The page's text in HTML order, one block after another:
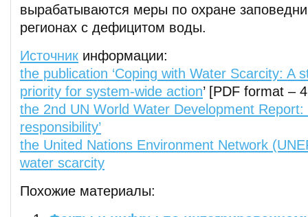
вырабатываются меры по охране
регионах с дефицитом воды.
Источник информации:
the publication ‘Coping with Water Scarcity: A
priority for system-wide action’ [PDF format –
the 2nd UN World Water Development Report:
responsibility’
the United Nations Environment Network
water scarcity
Похожие материалы: